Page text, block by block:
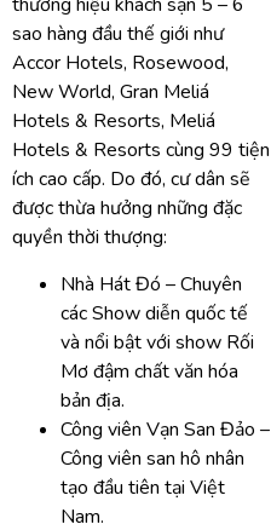
sao hàng đầu thế giới như
Accor Hotels, Rosewood,
New World, Gran Meliá
Hotels & Resorts, Meliá
Hotels & Resorts cùng 99 tiện
ích cao cấp. Do đó, cư dân sẽ
được thừa hưởng những đặc
quyền thời thượng:
Nhà Hát Đó – Chuyên
các Show diễn quốc tế
và nổi bật với show Rối
Mơ đậm chất văn hóa
bản địa.
Công viên Vạn San Đảo –
Công viên san hô nhân
tạo đầu tiên tại Việt
Nam.